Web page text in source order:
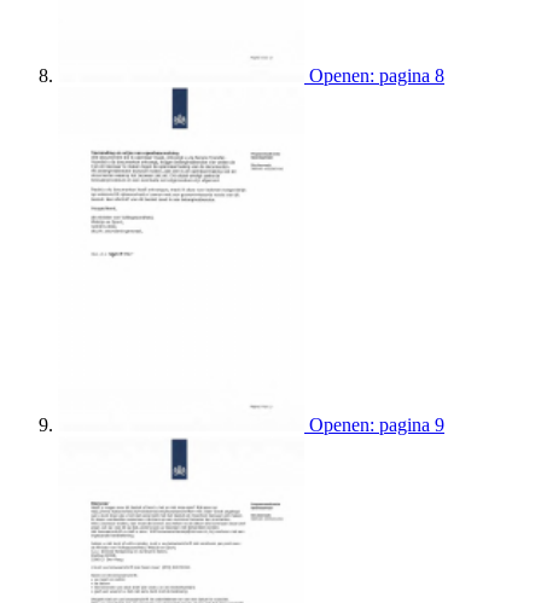
Openen: pagina 8
Openen: pagina 9